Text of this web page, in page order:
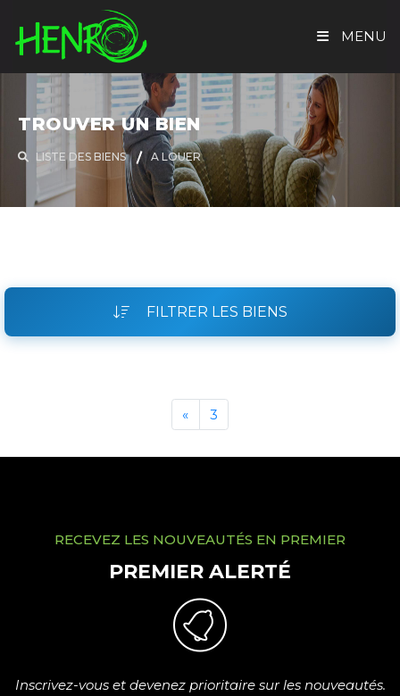
MENU
ACCUEIL
TROUVER UN BIEN
EVALUATION GRATUITE
TROUVER UN BIEN
LISTE DES BIENS A LOUER
FILTRER LES BIENS
« 3
RECEVEZ LES NOUVEAUTÉS EN PREMIER
PREMIER ALERTÉ
Inscrivez-vous et devenez prioritaire sur les nouveautés.